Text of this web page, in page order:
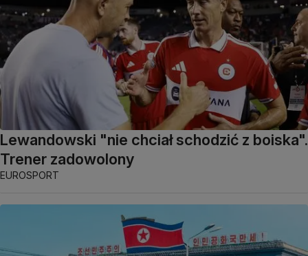
Lewandowski "nie chciał schodzić z boiska".
Trener zadowolony
EUROSPORT